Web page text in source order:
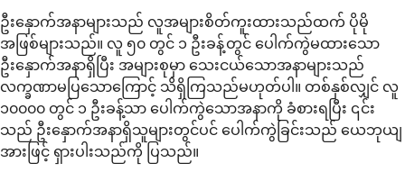
ဦးနှောက်အနာများသည် လူအများစိတ်ကူးထားသည်ထက် ပိုမို
အဖြစ်များသည်။ လူ ၅၀ တွင် ၁ ဦးခန့်တွင် ပေါက်ကွဲမထားသော
ဦးနှောက်အနာရှိပြီး အများစုမှာ သေးငယ်သောအနာများသည်
လက္ခဏာမပြသောကြောင့် သိရှိကြသည်မဟုတ်ပါ။ တစ်နှစ်လျှင် လူ
၁၀၀၀၀ တွင် ၁ ဦးခန့်သာ ပေါက်ကွဲသောအနာကို ခံစားရပြီး ၎င်း
သည် ဦးနှောက်အနာရှိသူများတွင်ပင် ပေါက်ကွဲခြင်းသည် ယေဘုယျ
အားဖြင့် ရှားပါးသည်ကို ပြသည်။